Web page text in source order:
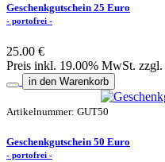
Geschenkgutschein 25 Euro
- portofrei -
25.00 €
Preis inkl. 19.00% MwSt. zzgl.
in den Warenkorb
Artikelnummer: GUT50
Geschenkgutschein 50 Euro
- portofrei -